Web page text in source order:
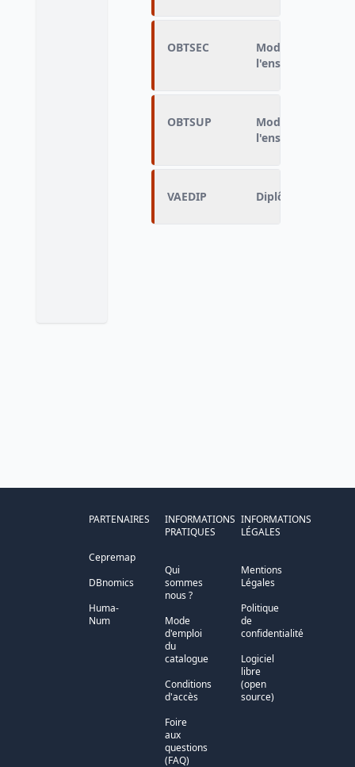
OBTSEC
Mode
l'enseignement
OBTSUP
Mode
l'enseignement
VAEDIP Diplôme le plus
PARTENAIRES
Cepremap
DBnomics
Huma-
Num
INFORMATIONS
PRATIQUES
Qui
sommes
nous ?
Mode
d'emploi
du
catalogue
Conditions
d'accès
Foire
aux
questions
(FAQ)
INFORMATIONS
LÉGALES
Mentions
Légales
Politique
de
confidentialité
Logiciel
libre
(open
source)